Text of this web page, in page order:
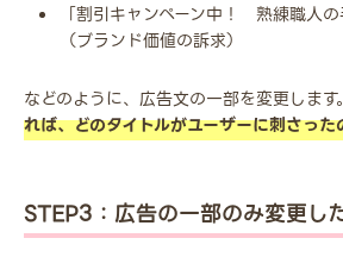
「割引キャンペーン中！ 熟練職人の
（ブランド価値の訴求）
などのように、広告文の一部を変更します。
れば、どのタイトルがユーザーに刺さっ
STEP3：広告の一部のみ変更し